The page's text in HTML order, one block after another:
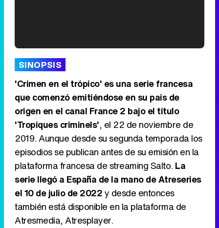
SINOPSIS
'Crimen en el trópico' es una serie francesa
que comenzó emitiéndose en su país de
origen en el canal France 2 bajo el título
'Tropiques criminels', el 22 de noviembre de
2019. Aunque desde su segunda temporada los
episodios se publican antes de su emisión en la
plataforma francesa de streaming Salto. La
serie llegó a España de la mano de Atreseries
el 10 de julio de 2022y desde entonces
también está disponible en la plataforma de
Atresmedia, Atresplayer.